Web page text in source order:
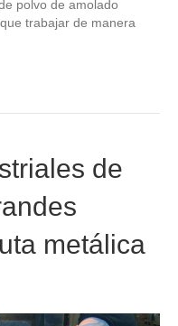
polvo de amolado
trabajar de manera
de
metálica